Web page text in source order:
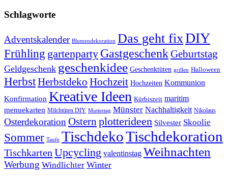
Schlagworte
Adventskalender Blumendekoration Das geht fixDIY
Frühling gartenparty GastgeschenkGeburtstag
Geldgeschenk geschenkidee Geschenktüten grillen Halloween
HerbstHerbstdeko Hochzeit Hochzeiten Kommunion
Konfirmation Kreative Ideen Kürbiszeit maritim
menuekarten Milchtüten DIY Muttertag Münster Nachhaltigkeit Nikolaus
Osterdekoration Ostern plotterideen Silvester Skoolie
Sommer Taufe TischdekoTischdekoration
Tischkarten Upcycling valentinstag Weihnachten
Werbung Windlichter Winter